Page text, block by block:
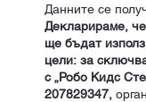
Данните се
Декларираме,
ще бъдат
цели: за
с „Робо Кидс
207829347,